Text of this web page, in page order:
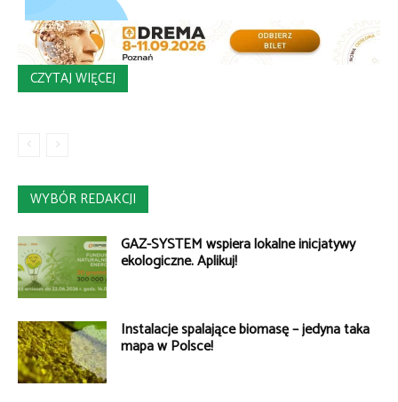
CZYTAJ WIĘCEJ
WYBÓR REDAKCJI
GAZ-SYSTEM wspiera lokalne inicjatywy
ekologiczne. Aplikuj!
Instalacje spalające biomasę – jedyna taka
mapa w Polsce!